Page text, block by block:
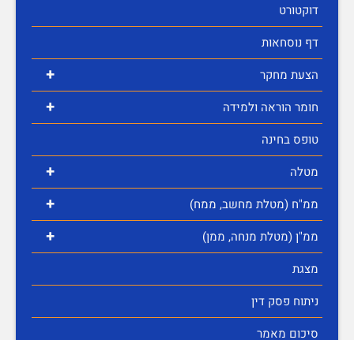
דוקטורט
דף נוסחאות
+ הצעת מחקר
+
חומר הוראה ולמידה
טופס בחינה
+ מטלה
+ ממ"ח (מטלת מחשב, ממח)
+
ממ"ן (מטלת מנחה, ממן)
מצגת
ניתוח פסק דין
סיכום מאמר